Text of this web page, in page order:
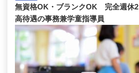
無資格OK・ブランクOK 完全週休2
高待遇の事務兼学童指導員